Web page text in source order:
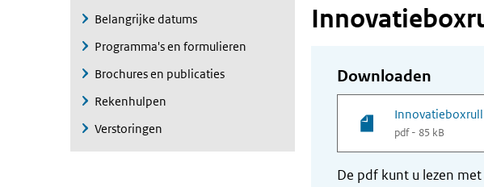
Belangrijke datums
Programma's en formulieren
Brochures en publicaties
Rekenhulpen
Verstoringen
Downloaden
pdf - 85 kB
De pdf kunt u lezen